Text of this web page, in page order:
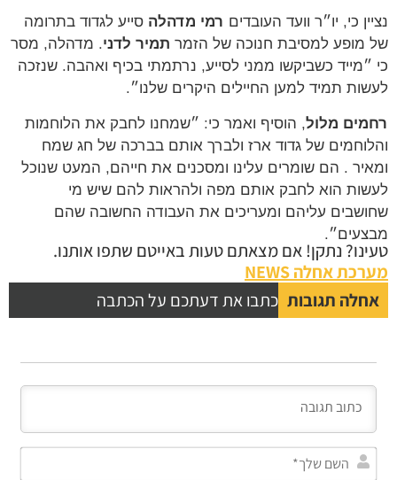
נציין כי, יו״ר וועד העובדים רמי מדהלה סייע לגדוד בתרומה
של מופע למסיבת חנוכה של הזמר תמיר לדני. מדהלה, מסר
כי ״מייד כשביקשו ממני לסייע, נרתמתי בכיף ואהבה. שנזכה
לעשות תמיד למען החיילים היקרים שלנו״.
רחמים מלול, הוסיף ואמר כי: ״שמחנו לחבק את הלוחמות
והלוחמים של גדוד ארז ולברך אותם בברכה של חג שמח
ומאיר . הם שומרים עלינו ומסכנים את חייהם, המעט שנוכל
לעשות הוא לחבק אותם מפה ולהראות להם שיש מי
שחושבים עליהם ומעריכים את העבודה החשובה שהם
מבצעים״.
טעינו? נתקן! אם מצאתם טעות באייטם שתפו אותנו.
מערכת אחלה NEWS
אחלה תגובות כתבו את דעתכם על הכתבה